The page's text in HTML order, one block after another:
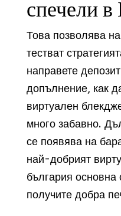
спечели в
Това позволява
тестват
направете
допълнение, как
виртуален
много забавно.
се появява на
най-добрият
българия основна
получите добра